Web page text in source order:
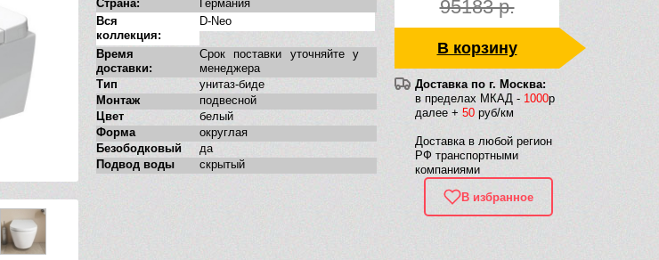
95183 р.
В корзину
Доставка по г. Москва:
в пределах МКАД - 1000р
далее + 50 руб/км
Доставка в любой регион
РФ транспортными
компаниями
В избранное
Страна:
Германия
Вся
коллекция:
D-Neo
Время
доставки:
Срок поставки уточняйте у
менеджера
Тип
унитаз-биде
Монтаж
подвесной
Цвет
белый
Форма
округлая
Безободковый
да
Подвод воды
скрытый